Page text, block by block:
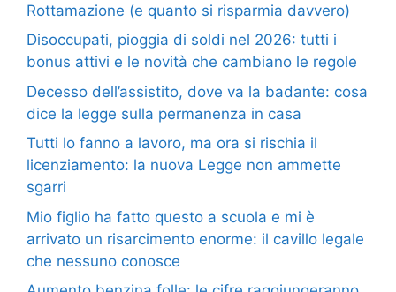
Rottamazione (e quanto si risparmia davvero)
Disoccupati, pioggia di soldi nel 2026: tutti i
bonus attivi e le novità che cambiano le regole
Decesso dell’assistito, dove va la badante: cosa
dice la legge sulla permanenza in casa
Tutti lo fanno a lavoro, ma ora si rischia il
licenziamento: la nuova Legge non ammette
sgarri
Mio figlio ha fatto questo a scuola e mi è
arrivato un risarcimento enorme: il cavillo legale
che nessuno conosce